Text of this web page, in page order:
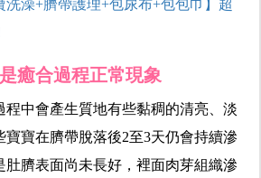
洗澡+臍帶護理+包尿布+包包巾】超
癒合過程正常現象
程中會產生質地有些黏稠的清亮、淡
寶寶在臍帶脫落後2至3天仍會持續滲
肚臍表面尚未長好，裡面肉芽組織滲